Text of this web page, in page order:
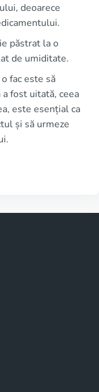
deoarece
păstrat la o
de umiditate.
fac este să
a fost uitată, ceea
este esențial ca
și să urmeze